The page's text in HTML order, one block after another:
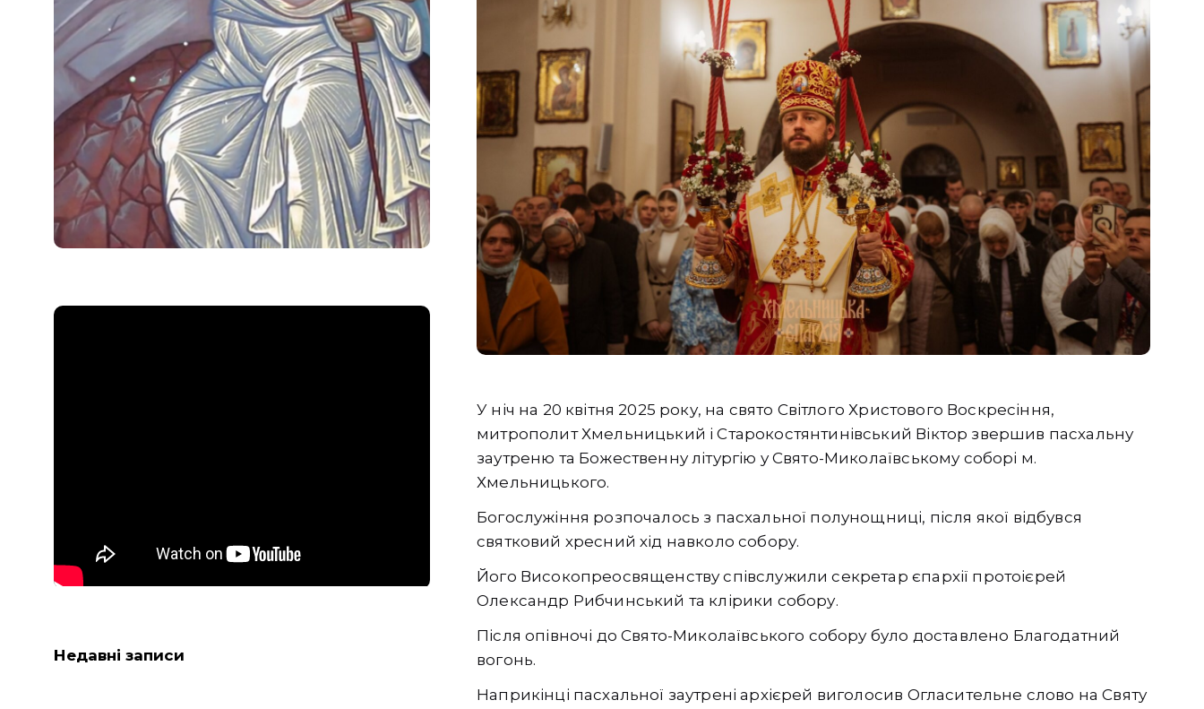
Недавні записи
У ніч на 20 квітня 2025 року, на свято Світлого Христового Воскресіння,
митрополит Хмельницький і Старокостянтинівський Віктор звершив пасхальну
заутреню та Божественну літургію у Свято-Миколаївському соборі м.
Хмельницького.
Богослужіння розпочалось з пасхальної полунощниці, після якої відбувся
святковий хресний хід навколо собору.
Його Високопреосвященству співслужили секретар єпархії протоієрей
Олександр Рибчинський та клірики собору.
Після опівночі до Свято-Миколаївського собору було доставлено Благодатний
вогонь.
Наприкінці пасхальної заутрені архієрей виголосив Огласительне слово на Святу